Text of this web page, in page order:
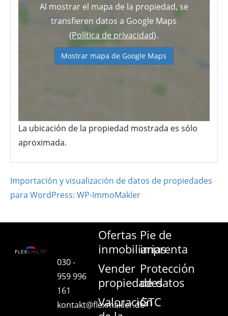
Al mostrar el mapa de la propiedad, se
transfieren datos a Google Maps
(Política de privacidad).
Mostrar mapa de Google Maps
La ubicación de la propiedad mostrada es sólo
aproximada.
Importación y visualización de datos de propiedades
para WordPress: WP-ImmoMakler
030 -
959 996
161
kontakt@flexmakler.de
Ofertas
inmobiliarias
Vender
propiedades
Valoración
Pie de
imprenta
Protección
de datos
GTC